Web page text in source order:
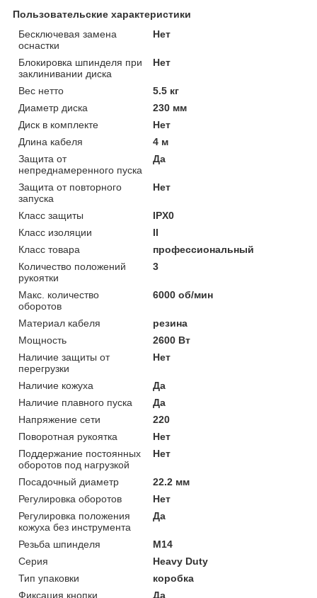
Пользовательские характеристики
Бесключевая замена
оснастки
Нет
Блокировка шпинделя при
заклинивании диска
Нет
Вес нетто
5.5 кг
Диаметр диска
230 мм
Диск в комплекте
Нет
Длина кабеля
4 м
Защита от
непреднамеренного пуска
Да
Защита от повторного
запуска
Нет
Класс защиты
IPX0
Класс изоляции
II
Класс товара
профессиональный
Количество положений
рукоятки
3
Макс. количество
оборотов
6000 об/мин
Материал кабеля
резина
Мощность
2600 Вт
Наличие защиты от
перегрузки
Нет
Наличие кожуха
Да
Наличие плавного пуска
Да
Напряжение сети
220
Поворотная рукоятка
Нет
Поддержание постоянных
оборотов под нагрузкой
Нет
Посадочный диаметр
22.2 мм
Регулировка оборотов
Нет
Регулировка положения
кожуха без инструмента
Да
Резьба шпинделя
M14
Серия
Heavy Duty
Тип упаковки
коробка
Фиксация кнопки
Да